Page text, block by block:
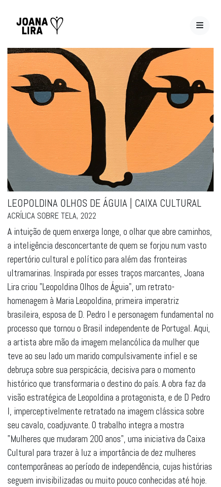
LEOPOLDINA OLHOS DE ÁGUIA | CAIXA CULTURAL
ACRÍLICA SOBRE TELA, 2022
A intuição de quem enxerga longe, o olhar que abre caminhos,
a inteligência desconcertante de quem se forjou num vasto
repertório cultural e político para além das fronteiras
ultramarinas. Inspirada por esses traços marcantes, Joana
Lira criou "Leopoldina Olhos de Águia", um retrato-
homenagem à Maria Leopoldina, primeira imperatriz
brasileira, esposa de D. Pedro I e personagem fundamental no
processo que tornou o Brasil independente de Portugal. Aqui,
a artista abre mão da imagem melancólica da mulher que
teve ao seu lado um marido compulsivamente infiel e se
debruça sobre sua perspicácia, decisiva para o momento
histórico que transformaria o destino do país. A obra faz da
visão estratégica de Leopoldina a protagonista, e de D Pedro
I, imperceptivelmente retratado na imagem clássica sobre
seu cavalo, coadjuvante. O trabalho integra a mostra
"Mulheres que mudaram 200 anos", uma iniciativa da Caixa
Cultural para trazer à luz a importância de dez mulheres
contemporâneas ao período de independência, cujas histórias
seguem invisibilizadas ou muito pouco conhecidas até hoje.